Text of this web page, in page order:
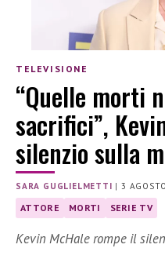
TELEVISIONE
“Quelle morti
sacrifici”,
silenzio sulla
SARA GUGLIELMETTI |3
ATTORE MORTI SERIE TV
Kevin McHale rompe il